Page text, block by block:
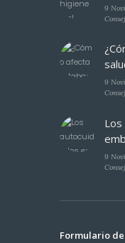
9
9
9
Formulario